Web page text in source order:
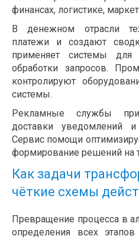
финансах, логистике,
В денежном отрасли
платежи и создают
применяет системы для
обработки запросов.
контролируют
системы.
Рекламные службы
доставки уведомлений и
Сервис помощи
формирование решений на
Как задачи
чёткие схемы
Превращение процесса в
определения всех